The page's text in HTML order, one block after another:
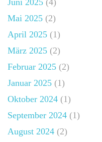
Juni 2025 (4)
Mai 2025 (2)
April 2025 (1)
März 2025 (2)
Februar 2025 (2)
Januar 2025 (1)
Oktober 2024 (1)
September 2024 (1)
August 2024 (2)